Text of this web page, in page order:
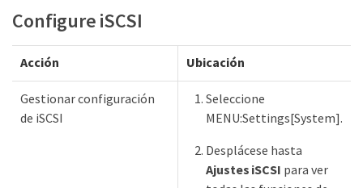
Configure iSCSI
Acción Ubicación
Gestionar configuración
de iSCSI
Seleccione
MENU:Settings[System].
Desplácese hasta
Ajustes iSCSI para ver